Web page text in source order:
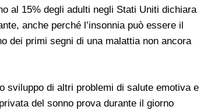
al 15% degli adulti negli Stati Uniti dichiara
anche perché l’insonnia può essere il
dei primi segni di una malattia non ancora
sviluppo di altri problemi di salute emotiva e
del sonno prova durante il giorno